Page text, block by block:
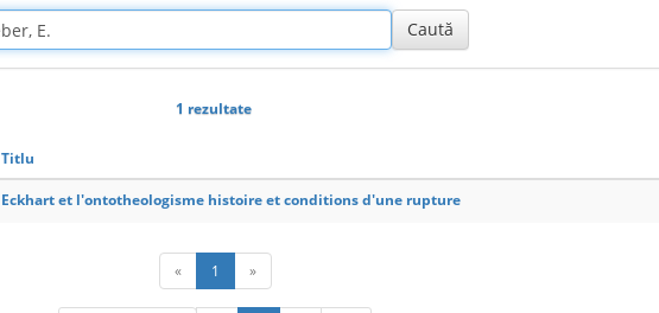
1 rezultate
Titlu
Eckhart et l'ontotheologisme histoire et conditions d'une rupture
« 1 »